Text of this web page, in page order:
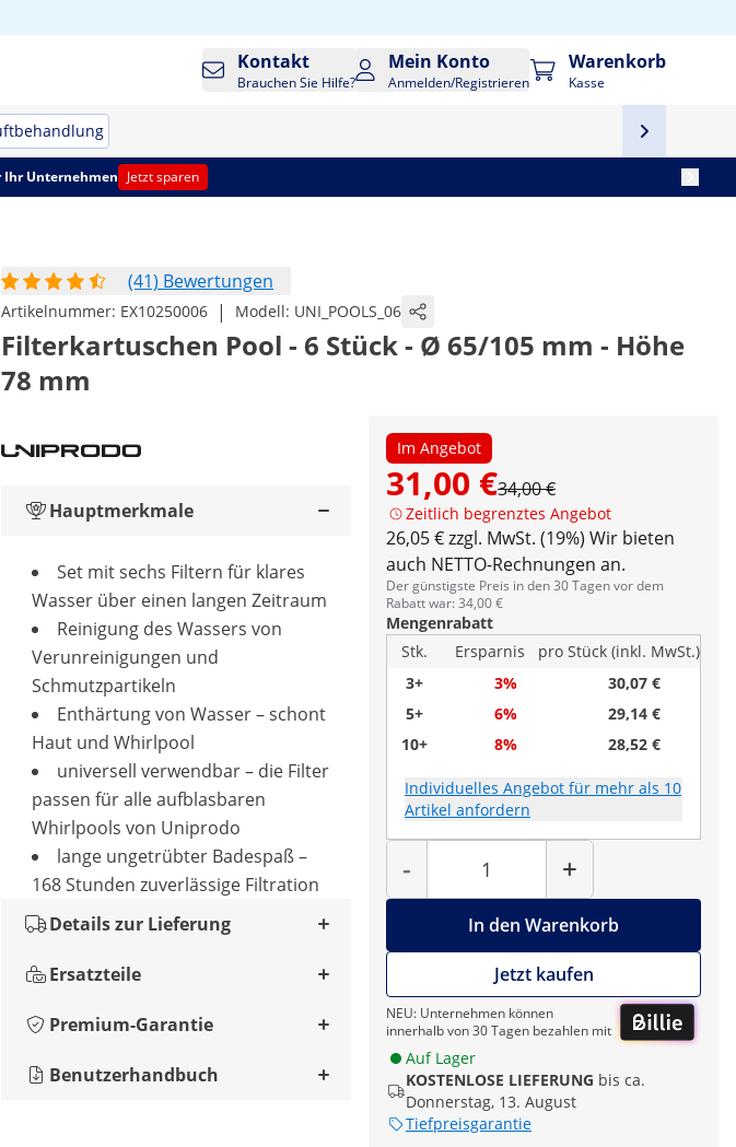
Kontakt
Brauchen Sie Hilfe?
Mein Konto
Anmelden/Registrieren
Warenkorb
Kasse
Ihr Unternehmen Jetzt sparen
(41) Bewertungen
Artikelnummer: EX10250006 | Modell: UNI_POOLS_06
Filterkartuschen Pool - 6 Stück - Ø 65/105 mm - Höhe
78 mm
Im Angebot
31,00 €34,00 €
Zeitlich begrenztes Angebot
26,05 € zzgl. MwSt. (19%) Wir bieten
auch NETTO-Rechnungen an.
Der günstigste Preis in den 30 Tagen vor dem
Rabatt war: 34,00 €
Mengenrabatt
Stk.
Ersparnis
pro Stück (inkl. MwSt.)
3+
3%
30,07 €
5+
6%
29,14 €
10+
8% 28,52 €
Individuelles Angebot für mehr als 10
Artikel anfordern
-
Menge
+
In den Warenkorb
Jetzt kaufen
NEU: Unternehmen können
innerhalb von 30 Tagen bezahlen mit
Auf Lager
KOSTENLOSE LIEFERUNG bis ca.
Donnerstag, 13. August
Tiefpreisgarantie
Hauptmerkmale
Set mit sechs Filtern für klares
Wasser über einen langen Zeitraum
Reinigung des Wassers von
Verunreinigungen und
Schmutzpartikeln
Enthärtung von Wasser – schont
Haut und Whirlpool
universell verwendbar – die Filter
passen für alle aufblasbaren
Whirlpools von Uniprodo
lange ungetrübter Badespaß –
168 Stunden zuverlässige Filtration
Details zur Lieferung
Ersatzteile
Premium-Garantie
Benutzerhandbuch